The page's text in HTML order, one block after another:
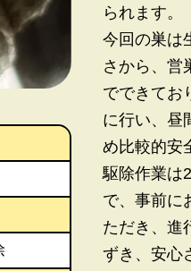
られます。
今回の巣は
さから、営
でできてお
に行い、昼
め比較的安
駆除作業は
で、事前に
ただき、進
ずき、安心